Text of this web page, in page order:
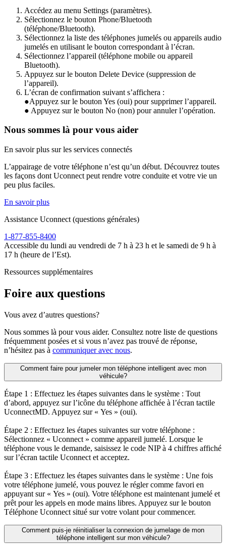
Accédez au menu Settings (paramètres).
Sélectionnez le bouton Phone/Bluetooth
(téléphone/Bluetooth).
Sélectionnez la liste des téléphones jumelés ou appareils audio
jumelés en utilisant le bouton correspondant à l’écran.
Sélectionnez l’appareil (téléphone mobile ou appareil
Bluetooth).
Appuyez sur le bouton Delete Device (suppression de
l’appareil).
L’écran de confirmation suivant s’affichera :
●Appuyez sur le bouton Yes (oui) pour supprimer l’appareil.
● Appuyez sur le bouton No (non) pour annuler l’opération.
Nous sommes là pour vous aider
En savoir plus sur les services connectés
L’appairage de votre téléphone n’est qu’un début. Découvrez toutes
les façons dont Uconnect peut rendre votre conduite et votre vie un
peu plus faciles.
En savoir plus
Assistance Uconnect (questions générales)
1-877-855-8400
Accessible du lundi au vendredi de 7 h à 23 h et le samedi de 9 h à
17 h (heure de l’Est).
Ressources supplémentaires
Foire aux questions
Vous avez d’autres questions?
Nous sommes là pour vous aider. Consultez notre liste de questions
fréquemment posées et si vous n’avez pas trouvé de réponse,
n’hésitez pas à communiquer avec nous.
Comment faire pour jumeler mon téléphone intelligent avec mon
véhicule?
Étape 1 : Effectuez les étapes suivantes dans le système : Tout
d’abord, appuyez sur l’icône du téléphone affichée à l’écran tactile
UconnectMD. Appuyez sur « Yes » (oui).
Étape 2 : Effectuez les étapes suivantes sur votre téléphone :
Sélectionnez « Uconnect » comme appareil jumelé. Lorsque le
téléphone vous le demande, saisissez le code NIP à 4 chiffres affiché
sur l’écran tactile Uconnect et acceptez.
Étape 3 : Effectuez les étapes suivantes dans le système : Une fois
votre téléphone jumelé, vous pouvez le régler comme favori en
appuyant sur « Yes » (oui). Votre téléphone est maintenant jumelé et
prêt pour les appels en mode mains libres. Appuyez sur le bouton
Téléphone Uconnect situé sur votre volant pour commencer.
Comment puis-je réinitialiser la connexion de jumelage de mon
téléphone intelligent sur mon véhicule?